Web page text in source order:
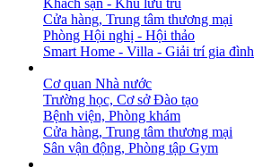
Khách sạn - Khu lưu trú
Cửa hàng, Trung tâm thương mại
Phòng Hội nghị - Hội thảo
Smart Home - Villa - Giải trí gia đình
Cơ quan Nhà nước
Trường học, Cơ sở Đào tạo
Bệnh viện, Phòng khám
Cửa hàng, Trung tâm thương mại
Sân vận động, Phòng tập Gym